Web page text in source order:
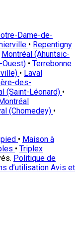
Dame-de-
• Repentigny
Montréal (Ahuntsic-
Ouest) • Terrebonne
• Laval
des-
(Saint-Léonard) •
Montréal
(Chomedey) •
• Maison à
• Triplex
Politique de
d’utilisation Avis et